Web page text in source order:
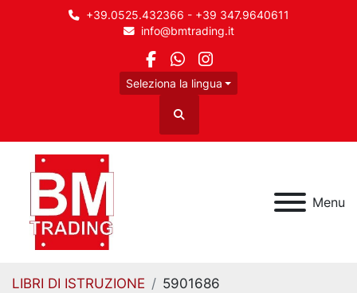
+39.0525.432366 - +39 347.9640611
info@bmtrading.it
facebook
whatsapp
instagram
Seleziona la lingua
Cerca
Menu
LIBRI DI ISTRUZIONE 5901686